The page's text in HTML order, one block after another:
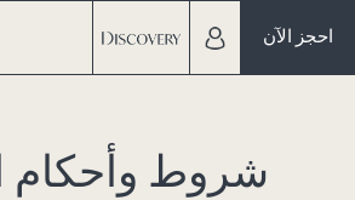
احجز الآن
شروط وأحكام